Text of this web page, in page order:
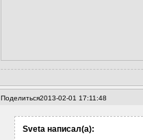
Поделиться2013-02-01 17:11:48
Sveta написал(а):